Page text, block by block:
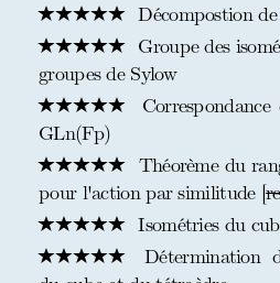
Décompostion
Groupe des
groupes de Sylow
GLn(Fp)
Théorème du
pour l'action par similitude [
Isométries du
Détermination